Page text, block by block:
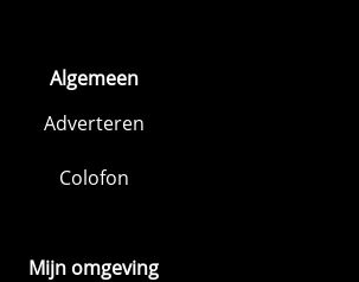
Algemeen
Adverteren
Colofon
Mijn omgeving